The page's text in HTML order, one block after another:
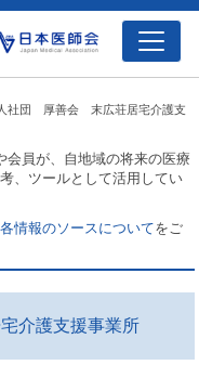
社団 厚善会 末広荘居宅介護支
会員が、自地域の将来の医療
、ツールとして活用してい
各情報のソースについてをご
介護支援事業所